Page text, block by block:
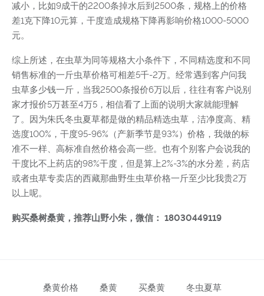
减小，比如9成干的2200条掉水后到2500条，规格上的价格
差1克下降10元算，干度造成规格下降再影响价格1000-5000
元。
综上所述，在虫草为同等规格大小条件下，不同精选度和不同
销售标准的一斤虫草价格可相差5千-2万。经常遇到客户问我
虫草多少钱一斤，当我2500条报价6万以后，往往有客户说别
家才报价5万甚至4万5，相信看了上面的说明大家就能理解
了。因为朱氏冬虫夏草都是做的精品精选虫草，洁净度高、精
选度100%，干度95-96%（产新季节是93%）价格，我做的标
准不一样、高标准自然价格会高一些。也有个别客户会说我的
干度比不上药店的98%干度，但是算上2%-3%的水分差，药店
或者虫草专卖店的西藏那曲野生虫草价格一斤至少比我贵2万
以上呢。
购买桑树桑黄，推荐山野小朱，微信： 18030449119
桑黄价格 桑黄 买桑黄 冬虫夏草